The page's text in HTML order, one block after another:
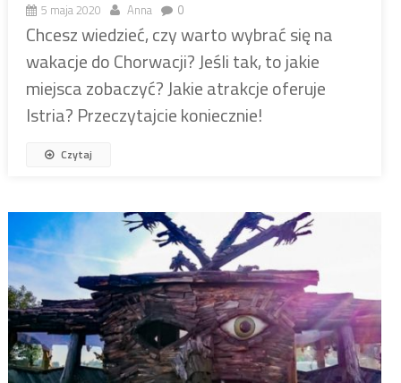
5 maja 2020 Anna 0
Chcesz wiedzieć, czy warto wybrać się na
wakacje do Chorwacji? Jeśli tak, to jakie
miejsca zobaczyć? Jakie atrakcje oferuje
Istria? Przeczytajcie koniecznie!
Czytaj